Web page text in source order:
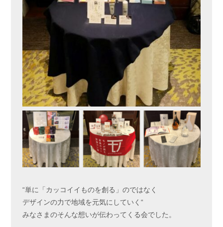
“単に「カッコイイものを創る」のではなく
デザインの力で地域を元気にしていく“
みなさまのそんな想いが伝わってくる会でした。